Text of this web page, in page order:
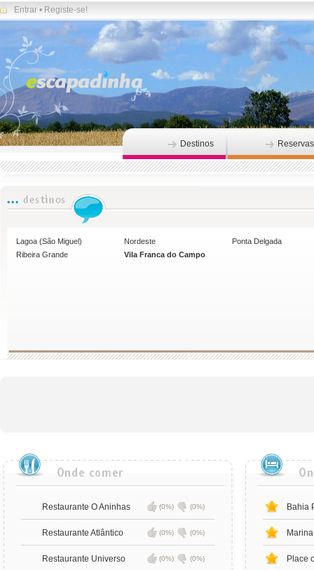
Entrar • Registe-se!
Destinos Reservas
Lagoa (São Miguel) Nordeste
Ponta Delgada
Ribeira Grande
Vila Franca do Campo
Restaurante O Aninhas (0%) (0%)
Restaurante Atlântico (0%) (0%)
Restaurante Universo (0%) (0%)
Bahia
Place